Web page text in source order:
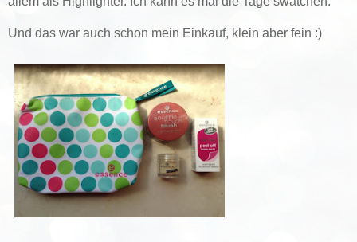
Und das war auch schon mein Einkauf, klein aber fein :)